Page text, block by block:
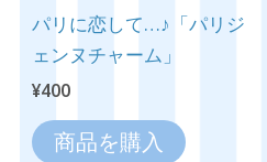
パリに恋して…♪「パリジ
ェンヌチャーム」
¥400
商品を購入